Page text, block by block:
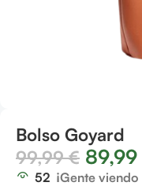
Bolso Goyard
99,99€ 89,99
52 ¡Gente